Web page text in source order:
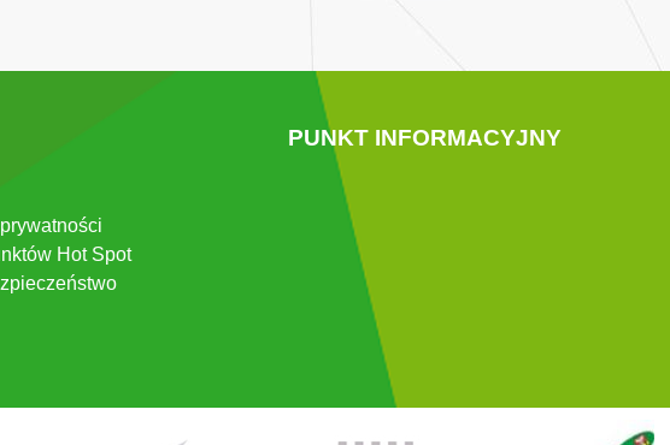
Hot Spot
PUNKT INFORMACYJNY